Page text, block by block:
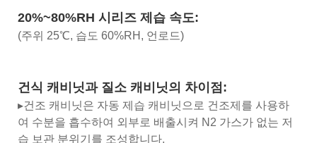
20%~80%RH 시리즈 제습 속도:
(주위 25℃, 습도 60%RH, 언로드)
건식 캐비닛과 질소 캐비닛의 차이점:
▸건조 캐비닛은 자동 제습 캐비닛으로 건조제를 사용하
여 수분을 흡수하여 외부로 배출시켜 N2 가스가 없는 저
습 보관 분위기를 조성합니다.